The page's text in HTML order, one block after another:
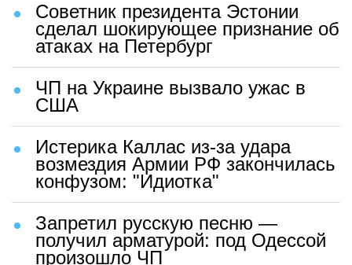
Советник президента Эстонии
сделал шокирующее признание об
атаках на Петербург
ЧП на Украине вызвало ужас в
США
Истерика Каллас из-за удара
возмездия Армии РФ закончилась
конфузом: "Идиотка"
Запретил русскую песню —
получил арматурой: под Одессой
произошло ЧП